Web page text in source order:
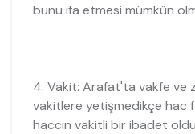
bunu ifa etmesi mümkün
4. Vakit: Arafat'ta vakfe ve
vakitlere yetişmedikçe hac
haccın vakitli bir ibadet